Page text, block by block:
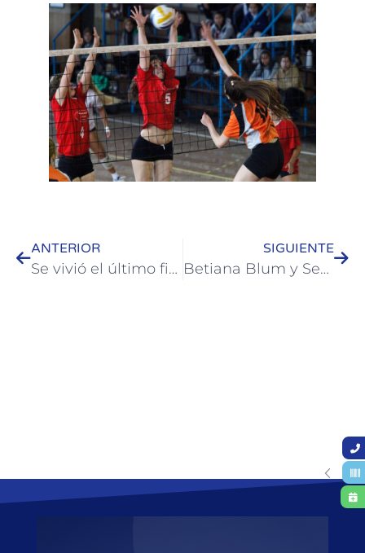
ANTERIOR
Se vivió el último fin de semana de julio con múltiples actividades en Colón
SIGUIENTE
Betiana Blum y Sergio Surraco llega a Colón con una obra de renombre